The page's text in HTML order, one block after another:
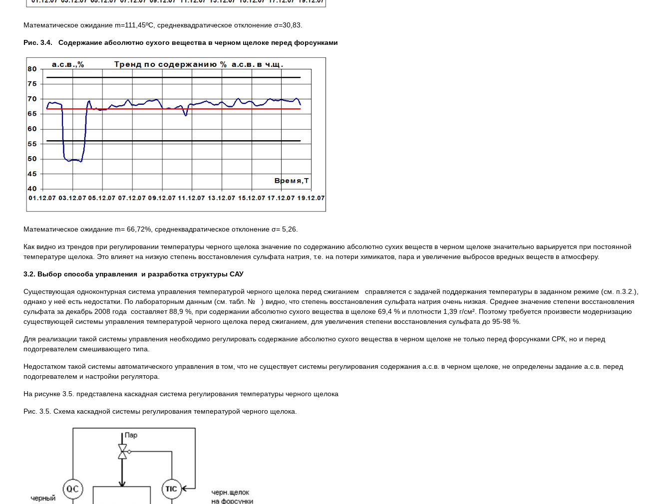
Математическое ожидание m=111,45ºС, среднеквадратическое отклонение σ=30,83.
Рис. 3.4. Содержание абсолютно сухого вещества в черном щелоке перед форсунками
Математическое ожидание m= 66,72%, среднеквадратическое отклонение σ= 5,26.
Как видно из трендов при регулировании температуры черного щелока значение по содержанию абсолютно сухих веществ в черном щелоке значительно варьируется при постоянной
температуре щелока. Это влияет на низкую степень восстановления сульфата натрия, т.е. на потери химикатов, пара и увеличение выбросов вредных веществ в атмосферу.
3.2. Выбор способа управления и разработка структуры САУ
Существующая одноконтурная система управления температурой черного щелока перед сжиганием справляется с задачей поддержания температуры в заданном режиме (см. п.3.2.),
однако у неё есть недостатки. По лабораторным данным (см. табл. № ) видно, что степень восстановления сульфата натрия очень низкая. Среднее значение степени восстановления
сульфата за декабрь 2008 года составляет 88,9 %, при содержании абсолютно сухого вещества в щелоке 69,4 % и плотности 1,39 г/см². Поэтому требуется произвести модернизацию
существующей системы управления температурой черного щелока перед сжиганием, для увеличения степени восстановления сульфата до 95-98 %.
Для реализации такой системы управления необходимо регулировать содержание абсолютно сухого вещества в черном щелоке не только перед форсунками СРК, но и перед
подогревателем смешивающего типа.
Недостатком такой системы автоматического управления в том, что не существует системы регулирования содержания а.с.в. в черном щелоке, не определены задание а.с.в. перед
подогревателем и настройки регулятора.
На рисунке 3.5. представлена каскадная система регулирования температуры черного щелока
Рис. 3.5. Схема каскадной системы регулирования температурой черного щелока.